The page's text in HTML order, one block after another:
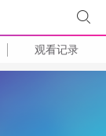
观看记录